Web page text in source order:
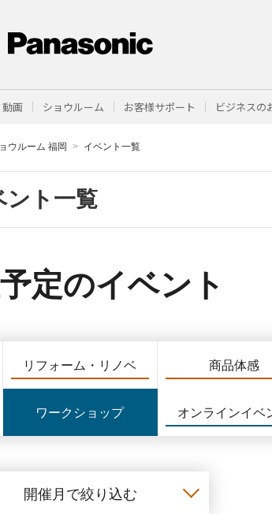
画 ショウルーム お客様サポート ビジネスの
ウルーム 福岡 イベント一覧
ント一覧
定のイベント
リフォーム・リノベ 商品体感
ワークショップ オンラインイベ
開催月で絞り込む